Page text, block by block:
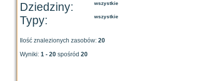
Dziedziny: wszystkie
Typy: wszystkie
Ilość znalezionych zasobów: 20
Wyniki: 1 - 20 spośród 20